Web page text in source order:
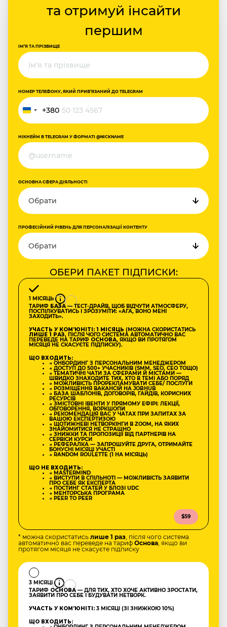
та отримуй інсайти
першим
ІМ‘Я ТА ПРІЗВИЩЕ
НОМЕР ТЕЛЕФОНУ, ЯКИЙ ПРИВ‘ЯЗАНИЙ ДО TELEGRAM
Україна
+380
+380
НІКНЕЙМ В TELEGRAM У ФОРМАТІ @NICKNAME
ОСНОВНА СФЕРА ДІЯЛЬНОСТІ
ПРОФЕСІЙНИЙ РІВЕНЬ ДЛЯ ПЕРСОНАЛІЗАЦІЇ КОНТЕНТУ
ОБЕРИ ПАКЕТ ПІДПИСКИ:
1 МІСЯЦЬ
ТАРИФ БАЗА— ТЕСТ-ДРАЙВ, ЩОБ ВІДЧУТИ АТМОСФЕРУ,
ПОСПІЛКУВАТИСЬ І ЗРОЗУМІТИ: «АГА, ВОНО МЕНІ
ЗАХОДИТЬ».
УЧАСТЬ У КОМʼЮНІТІ: 1 МІСЯЦЬ (МОЖНА СКОРИСТАТИСЬ
ЛИШЕ 1 РАЗ, ПІСЛЯ ЧОГО СИСТЕМА АВТОМАТИЧНО ВАС
ПЕРЕВЕДЕ НА ТАРИФ ОСНОВА, ЯКЩО ВИ ПРОТЯГОМ
МІСЯЦЯ НЕ СКАСУЄТЕ ПІДПИСКУ).
ЩО ВХОДИТЬ:
→ ОНБОРДИНГ З ПЕРСОНАЛЬНИМ МЕНЕДЖЕРОМ
→ ДОСТУП ДО 500+ УЧАСНИКІВ (SMM, SEO, CEO ТОЩО)
→ ТЕМАТИЧНІ ЧАТИ ЗА СФЕРАМИ Й МІСТАМИ —
ШВИДКО ЗНАХОДИТЕ ТИХ, ХТО В ТЕМІ АБО ПОРЯД
→ МОЖЛИВІСТЬ ПРОРЕКЛАМУВАТИ СЕБЕ/ ПОСЛУГИ
→ РОЗМІЩЕННЯ ВАКАНСІЙ НА JOBHUB
→ БАЗА ШАБЛОНІВ, ДОГОВОРІВ, ГАЙДІВ, КОРИСНИХ
РЕСУРСІВ
→ ЗМІСТОВНІ ІВЕНТИ У ПРЯМОМУ ЕФІРІ: ЛЕКЦІЇ,
ОБГОВОРЕННЯ, ВОРКШОПИ
→ РЕКОМЕНДАЦІЯ ВАС У ЧАТАХ ПРИ ЗАПИТАХ ЗА
ВАШОЮ ЕКСПЕРТИЗОЮ
→ ЩОТИЖНЕВІ НЕТВОРКІНГИ В ZOOM, НА ЯКИХ
ЗНАЙОМИТИСЯ НЕ СТРАШНО
→ ЗНИЖКИ ТА ПРОПОЗИЦІЇ ВІД ПАРТНЕРІВ НА
СЕРВІСИ КУРСИ
→ РЕФЕРАЛКА — ЗАПРОШУЙТЕ ДРУГА, ОТРИМАЙТЕ
БОНУСНІ МІСЯЦІ УЧАСТІ
→ RANDOM ROULETTE (1 НА МІСЯЦЬ)
ЩО НЕ ВХОДИТЬ:
→ MASTERMIND
→ ВИСТУПИ В СПІЛЬНОТІ — МОЖЛИВІСТЬ ЗАЯВИТИ
ПРО СЕБЕ ЯК ЕКСПЕРТА
→ ПОСТИНГ СТАТЕЙ У БЛОЗІ UDC
→ МЕНТОРСЬКА ПРОГРАМА
→ PEER TO PEER
$59
* можна скористатись лише 1 раз, після чого система
автоматично вас переведе на тариф Основа, якщо ви
протягом місяця не скасуєте підписку
3 МІСЯЦІ
ТАРИФ ОСНОВА — ДЛЯ ТИХ, ХТО ХОЧЕ АКТИВНО ЗРОСТАТИ,
ЗАЯВИТИ ПРО СЕБЕ І БУДУВАТИ НЕТВОРК.
УЧАСТЬ У КОМʼЮНІТІ: 3 МІСЯЦІ (ЗІ ЗНИЖКОЮ 10%)
ЩО ВХОДИТЬ: